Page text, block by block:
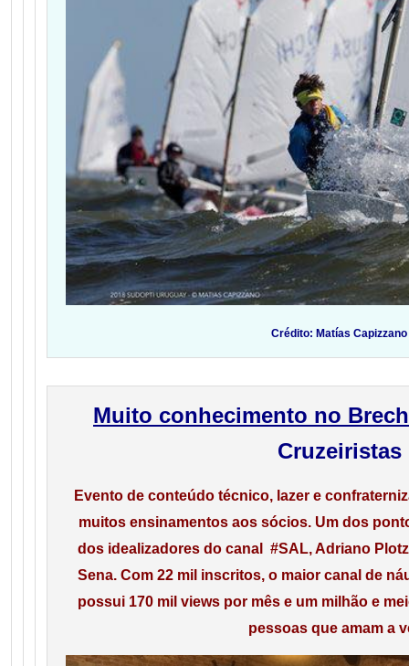
Crédito: Matías Capizzano
Muito conhecimento no
Cruzeiristas
Evento de conteúdo técnico, lazer e
muitos ensinamentos aos sócios. Um dos
dos idealizadores do canal #SAL, Adriano
Sena. Com 22 mil inscritos, o maior canal de
possui 170 mil views por mês e um milhão e
pessoas que amam a